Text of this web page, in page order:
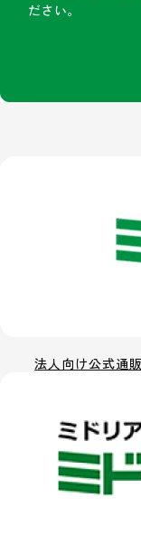
ださい。
法人向け公式通